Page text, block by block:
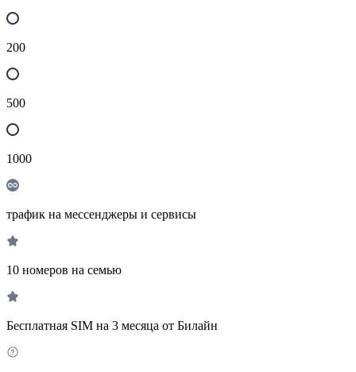
200
500
1000
трафик на мессенджеры и сервисы
10 номеров на семью
Бесплатная SIM на 3 месяца от Билайн